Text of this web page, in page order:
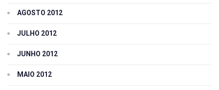
AGOSTO 2012
JULHO 2012
JUNHO 2012
MAIO 2012